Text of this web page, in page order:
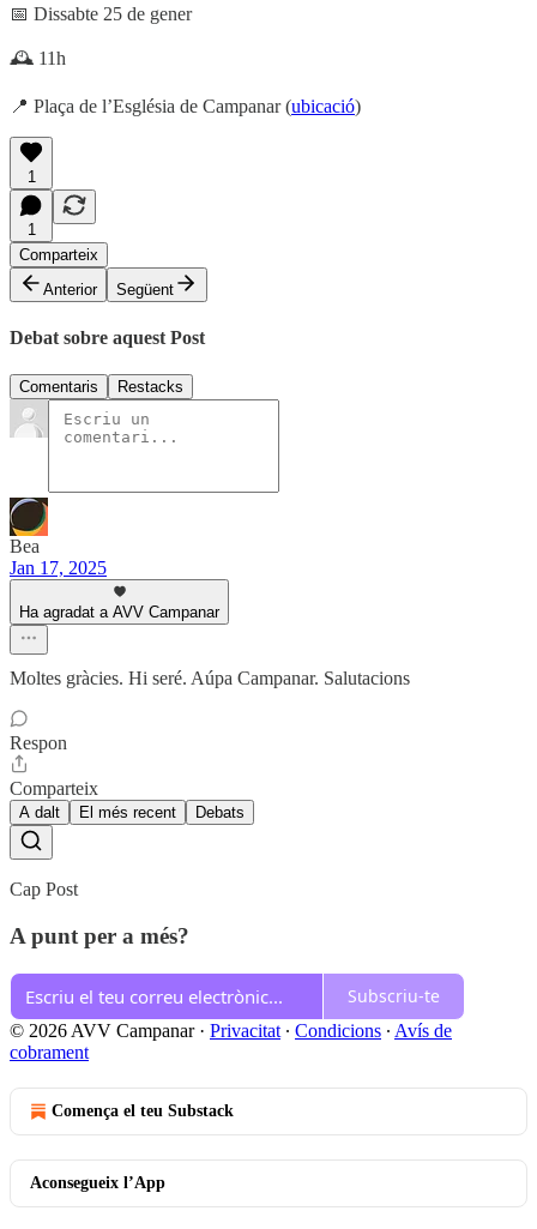
📅 Dissabte 25 de gener
🕰️ 11h
📍 Plaça de l’Església de Campanar (ubicació)
1
1
Comparteix
Anterior
Següent
Debat sobre aquest Post
Comentaris Restacks
Bea
Jan 17, 2025
Ha agradat a AVV Campanar
Moltes gràcies. Hi seré. Aúpa Campanar. Salutacions
Respon
Comparteix
A dalt El més recent Debats
Cap Post
A punt per a més?
Subscriu-te
© 2026 AVV Campanar· Privacitat ∙ Condicions ∙ Avís de
cobrament
Comença el teu Substack
Aconsegueix l’App